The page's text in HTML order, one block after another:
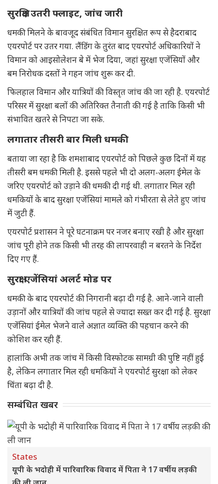
सुरक्षित उतरी फ्लाइट, जांच जारी
धमकी मिलने के बावजूद संबंधित विमान सुरक्षित रूप से हैदराबाद
एयरपोर्ट पर उतर गया. लैंडिंग के तुरंत बाद एयरपोर्ट अधिकारियों ने
विमान को आइसोलेशन बे में भेज दिया, जहां सुरक्षा एजेंसियों और
बम निरोधक दस्तों ने गहन जांच शुरू कर दी.
फिलहाल विमान और यात्रियों की विस्तृत जांच की जा रही है. एयरपोर्ट
परिसर में सुरक्षा बलों की अतिरिक्त तैनाती की गई है ताकि किसी भी
संभावित खतरे से निपटा जा सके.
लगातार तीसरी बार मिली धमकी
बताया जा रहा है कि शमशाबाद एयरपोर्ट को पिछले कुछ दिनों में यह
तीसरी बम धमकी मिली है. इससे पहले भी दो अलग-अलग ईमेल के
जरिए एयरपोर्ट को उड़ाने की धमकी दी गई थी. लगातार मिल रही
धमकियों के बाद सुरक्षा एजेंसियां मामले को गंभीरता से लेते हुए जांच
में जुटी हैं.
एयरपोर्ट प्रशासन ने पूरे घटनाक्रम पर नजर बनाए रखी है और सुरक्षा
जांच पूरी होने तक किसी भी तरह की लापरवाही न बरतने के निर्देश
दिए गए हैं.
सुरक्षा एजेंसियां अलर्ट मोड पर
धमकी के बाद एयरपोर्ट की निगरानी बढ़ा दी गई है. आने-जाने वाली
उड़ानों और यात्रियों की जांच पहले से ज्यादा सख्त कर दी गई है. सुरक्षा
एजेंसियां ईमेल भेजने वाले अज्ञात व्यक्ति की पहचान करने की
कोशिश कर रही हैं.
हालांकि अभी तक जांच में किसी विस्फोटक सामग्री की पुष्टि नहीं हुई
है, लेकिन लगातार मिल रही धमकियों ने एयरपोर्ट सुरक्षा को लेकर
चिंता बढ़ा दी है.
सम्बंधित खबर
States
यूपी के भदोही में पारिवारिक विवाद में पिता ने 17 वर्षीय लड़की